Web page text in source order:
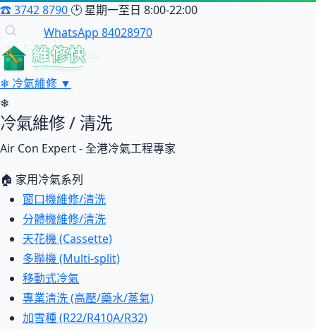
☎3742 8790 🕑 星期一至日 8:00-22:00
WhatsApp 84028970
維修快
❄ 冷氣維修 ▼
❄
冷氣維修 / 清洗
Air Con Expert - 全港冷氣工程專家
🏠 家用冷氣系列
窗口機維修/清洗
分體機維修/清洗
天花機 (Cassette)
多聯機 (Multi-split)
移動式冷氣
專業清洗 (高壓/藥水/蒸氣)
加雪種 (R22/R410A/R32)